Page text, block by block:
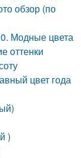
обзор (по
Модные цвета
оттенки
цвет года
)